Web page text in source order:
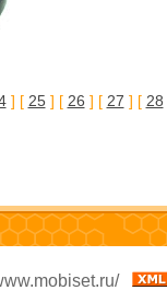
] [ 25] [ 26 ] [ 27 ] [ 28